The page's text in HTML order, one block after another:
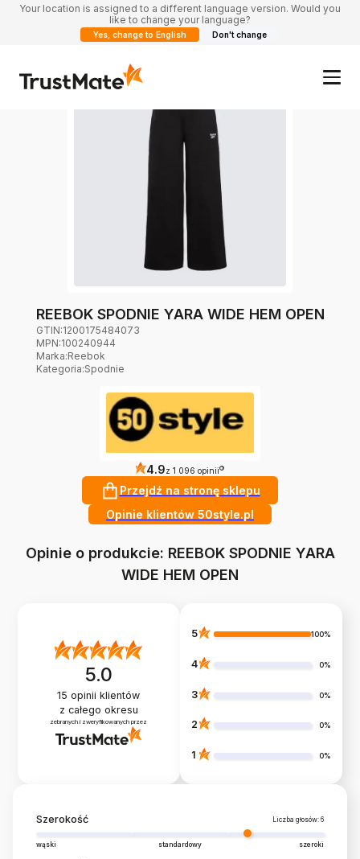
Your location is assigned to a different language version. Would you
like to change your language?
Yes, change to English Don't change
REEBOK SPODNIE YARA WIDE HEM OPEN
GTIN:1200175484073
MPN:100240944
Marka:Reebok
Kategoria:Spodnie
4.9z 1 096 opinii ?
Przejdź na stronę sklepu
Opinie klientów 50style.pl
Opinie o produkcie: REEBOK SPODNIE YARA
WIDE HEM OPEN
5.0
15 opinii klientów
z całego okresu
zebranych i zweryfikowanych przez
5 100%
4 0%
3 0%
2 0%
1 0%
Szerokość Liczba głosów: 6
wąski standardowy szeroki